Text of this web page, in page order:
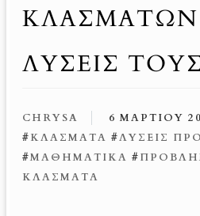
ΚΛΑΣΜΆΤΩΝ
ΛΎΣΕΙΣ ΤΟΥΣ
CHRYSA 6 ΜΑΡΤΊΟΥ
#ΚΛΆΣΜΑΤΑ #ΛΎΣΕΙΣ
#ΜΑΘΗΜΑΤΙΚΆ #
ΚΛΆΣΜΑΤΑ